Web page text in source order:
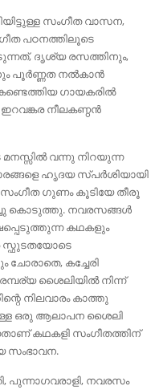
സംഗീത വാസന,
പഠനത്തിലൂടെ
ദൃശ്യ രസത്തിനും,
പൂർണ്ണത നൽകാൻ
ഗായകരിൽ
നീലകണ്ഠൻ
വന്നു നിറയുന്ന
ഹൃദയ സ്പർശിയായി
സംഗീത ഗുണം കൂടിയേ തീരൂ
കൊടുത്തു. നവരസങ്ങൾ
കഥകളും
സ്ഫുടതയോടെ
ചോരാതെ, കച്ചേരി
ശൈലിയിൽ നിന്ന്
നിലവാരം കാത്തു
ഒരു ആലാപന ശൈലി
കഥകളി സംഗീതത്തിന്
സംഭാവന.
പുന്നാഗവരാളി, നവരസം